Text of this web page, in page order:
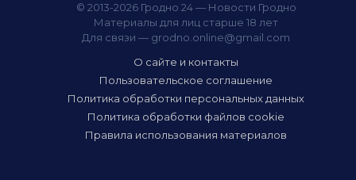
© 2013-2026 Гродно 24 — Новости Гродно
Материалы для лиц старше 18 лет
Для связи — grodno.online@gmail.com
О сайте и контакты
Пользовательское соглашение
Политика обработки персональных данных
Политика обработки файлов cookie
Правила использования материалов